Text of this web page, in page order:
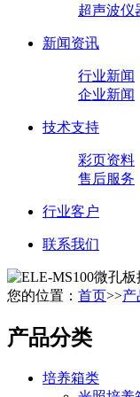
超声波仪
新闻资讯
行业新闻
企业新闻
技术支持
彩页资料
售后服务
行业客户
联系我们
您的位置： 首页>>产
产品分类
培养箱类